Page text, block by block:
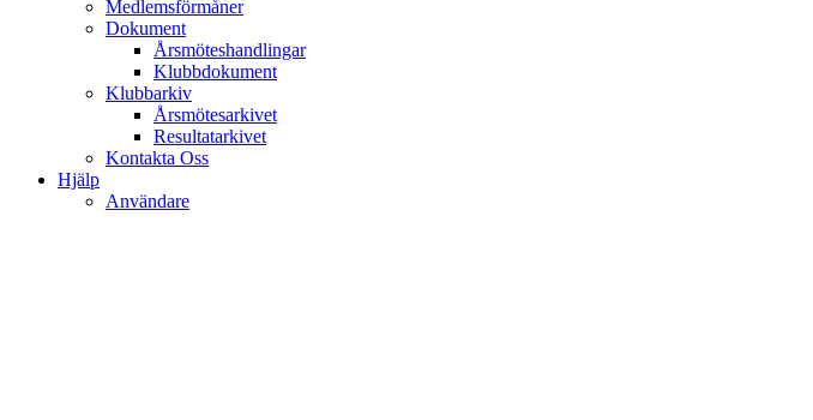
Medlemsförmåner
Dokument
Årsmöteshandlingar
Klubbdokument
Klubbarkiv
Årsmötesarkivet
Resultatarkivet
Kontakta Oss
Hjälp
Användare